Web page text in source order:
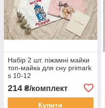
Набір 2 шт. піжамні майки
топ-майка для сну primark
s 10-12
214 ₴/комплект
Купити